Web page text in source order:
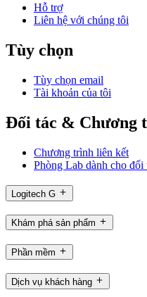
Hỗ trợ
Liên hệ với chúng tôi
Tùy chọn
Tùy chọn email
Tài khoản của tôi
Đối tác & Chương
Chương trình liên kết
Phòng Lab dành cho đối
Logitech G
Khám phá sản phẩm
Phần mềm
Dịch vụ khách hàng